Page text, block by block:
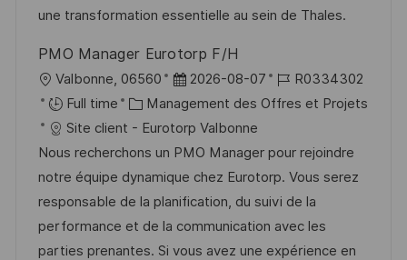
a
i
o
f
c
h
g
e
n
e
d
u
p
o
s
t
e
o
i
e
une transformation essentielle au sein de Thales.
PMO Manager Eurotorp F/H
o
c
a
l
i
s
a
Valbonne, 06560
D
a
t
e
d
’
a
f
2026-08-07
R
é
é
r
e
n
c
R0334302
Full time
C
a
t
é
g
o
r
Management des Offres et Projets
Site client - Eurotorp Valbonne
Nous recherchons un PMO Manager pour rejoindre
notre équipe dynamique chez Eurotorp. Vous serez
responsable de la planification, du suivi de la
performance et de la communication avec les
parties prenantes. Si vous avez une expérience en